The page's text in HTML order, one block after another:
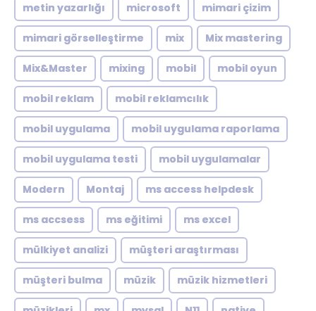
metin yazarlığı microsoft mimari çizim
mimari görselleştirme mix Mix mastering
Mix&Master mixing mobil mobil oyun
mobil reklam mobil reklamcılık
mobil uygulama mobil uygulama raporlama
mobil uygulama testi mobil uygulamalar
Modern Montaj ms access helpdesk
ms accsess ms eğitimi ms excel
mülkiyet analizi müşteri araştırması
müşteri bulma müzik müzik hizmetleri